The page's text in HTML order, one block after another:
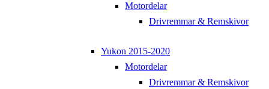
Motordelar
Drivremmar & Remskivor
Yukon 2015-2020
Motordelar
Drivremmar & Remskivor